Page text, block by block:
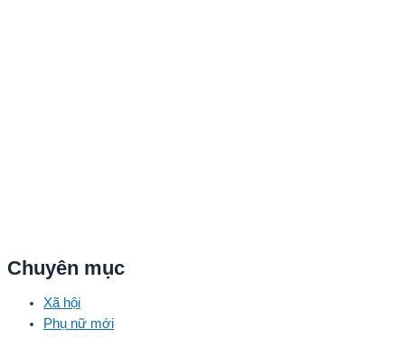
Chuyên mục
Xã hội
Phụ nữ mới